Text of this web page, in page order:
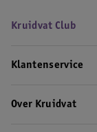
Kruidvat Club
Klantenservice
Over Kruidvat